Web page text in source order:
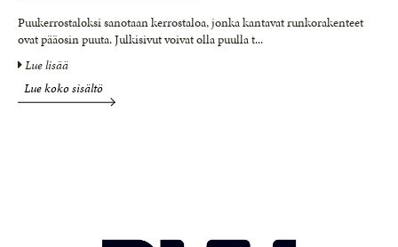
Puukerrostaloksi sanotaan kerrostaloa, jonka kantavat runkorakenteet
ovat pääosin puuta. Julkisivut voivat olla puulla t...
Lue lisää
Lue koko sisältö